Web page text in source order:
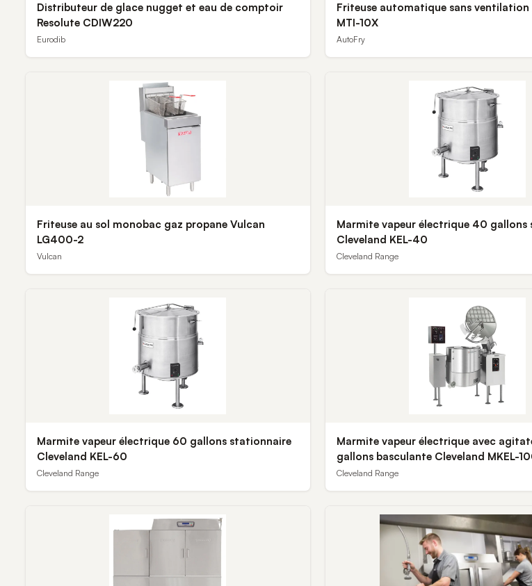
Distributeur de glace nugget et eau de comptoir
Resolute CDIW220
Eurodib
Friteuse automatique sans
MTI-10X
AutoFry
Friteuse au sol monobac gaz propane Vulcan
LG400-2
Vulcan
Marmite vapeur électrique 40 gallons
Cleveland KEL-40
Cleveland Range
Marmite vapeur électrique 60 gallons stationnaire
Cleveland KEL-60
Cleveland Range
Marmite vapeur électrique avec
gallons basculante Cleveland MKEL-
Cleveland Range